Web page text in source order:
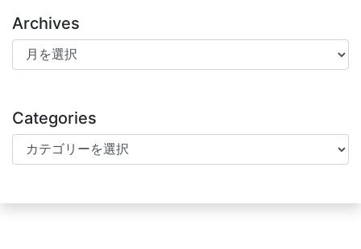
Archives
Archives
Categories
Categories